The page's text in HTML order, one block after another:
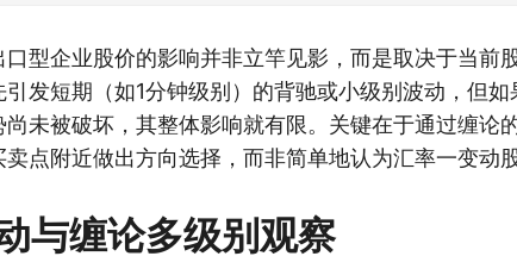
型企业股价的影响并非立竿见影，而是取决于当前
发短期（如1分钟级别）的背驰或小级别波动，但
未被破坏，其整体影响就有限。关键在于通过缠论
点附近做出方向选择，而非简单地认为汇率一变动
与缠论多级别观察